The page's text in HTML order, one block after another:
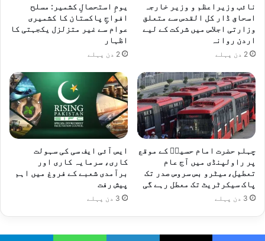
نائب وزیراعظم و وزیر خارجہ
اسحاق ڈار کل القدس سے متعلق
وزارتی اجلاس میں شرکت کے لیے
اردن روانہ
2 دن پہلے
یومِ استحصالِ کشمیر: مسلح
افواجِ پاکستان کا کشمیری
عوام سے غیر متزلزل یکجہتی کا
اظہار
2 دن پہلے
چہلم حضرت امام حسینؓ کے موقع
پر راولپنڈی میں آج عام
تعطیل،میٹرو بس سروس صدر تک
پاک سیکرٹریٹ تک معطل رہے گی
3 دن پہلے
ایس آئی ایف سی کی سہولت
کاری، سرمایہ کاری اور
برآمدی شعبے کے فروغ میں اہم
پیش رفت
3 دن پہلے